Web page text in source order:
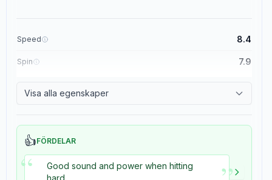
Speed 8.4
Spin 7.9
Visa alla egenskaper
👍FÖRDELAR
“
Good sound and power when hitting
hard.